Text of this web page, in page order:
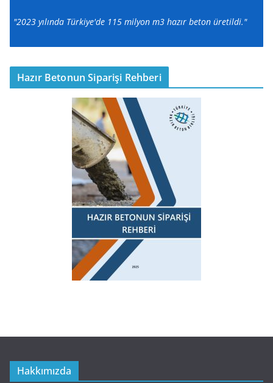
"2023 yılında Türkiye'de 115 milyon m3 hazır beton üretildi."
Hazır Betonun Siparişi Rehberi
Hakkımızda